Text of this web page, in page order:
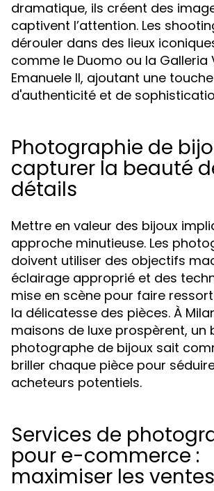
dramatique, ils créent des
captivent l’attention. Les
dérouler dans des lieux
comme le Duomo ou la Galleria
Emanuele II, ajoutant une touche
d'authenticité et de
Photographie de
capturer la beauté
détails
Mettre en valeur des bijoux
approche minutieuse. Les
doivent utiliser des objectifs
éclairage approprié et des
mise en scène pour faire
la délicatesse des pièces. À
maisons de luxe prospèrent, un
photographe de bijoux sait
briller chaque pièce pour
acheteurs potentiels.
Services de
pour e-commerce :
maximiser les ventes